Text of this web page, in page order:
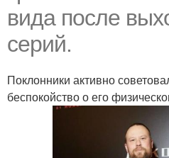
вида после
серий.
Поклонники активно
беспокойство о его